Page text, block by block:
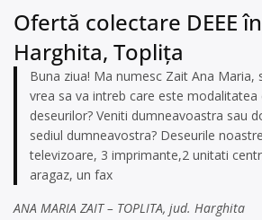
Ofertă colectare DEEE
Harghita, Toplița
Buna ziua! Ma numesc Zait Ana Maria,
vrea sa va intreb care este modalitatea
deseurilor? Veniti dumneavoastra sau
sediul dumneavostra? Deseurile
televizoare, 3 imprimante,2 unitati
aragaz, un fax
ANA MARIA ZAIT – TOPLITA, jud. Harghita